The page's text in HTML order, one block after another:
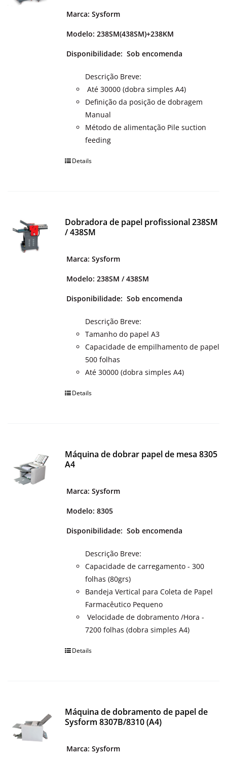
OUTROS PRODUTOS
Marca: Sysform
Modelo: 238SM(438SM)+238KM
Disponibilidade: Sob encomenda
Descrição Breve:
Até 30000 (dobra simples A4)
Definição da posição de dobragem
Manual
Método de alimentação Pile suction
feeding
Details
Dobradora de papel profissional 238SM
/ 438SM
Marca: Sysform
Modelo: 238SM / 438SM
Disponibilidade: Sob encomenda
Descrição Breve:
Tamanho do papel A3
Capacidade de empilhamento de papel
500 folhas
Até 30000 (dobra simples A4)
Details
Máquina de dobrar papel de mesa 8305
A4
Marca: Sysform
Modelo: 8305
Disponibilidade: Sob encomenda
Descrição Breve:
Capacidade de carregamento - 300
folhas (80grs)
Bandeja Vertical para Coleta de Papel
Farmacêutico Pequeno
Velocidade de dobramento /Hora -
7200 folhas (dobra simples A4)
Details
Máquina de dobramento de papel de
Sysform 8307B/8310 (A4)
Marca: Sysform